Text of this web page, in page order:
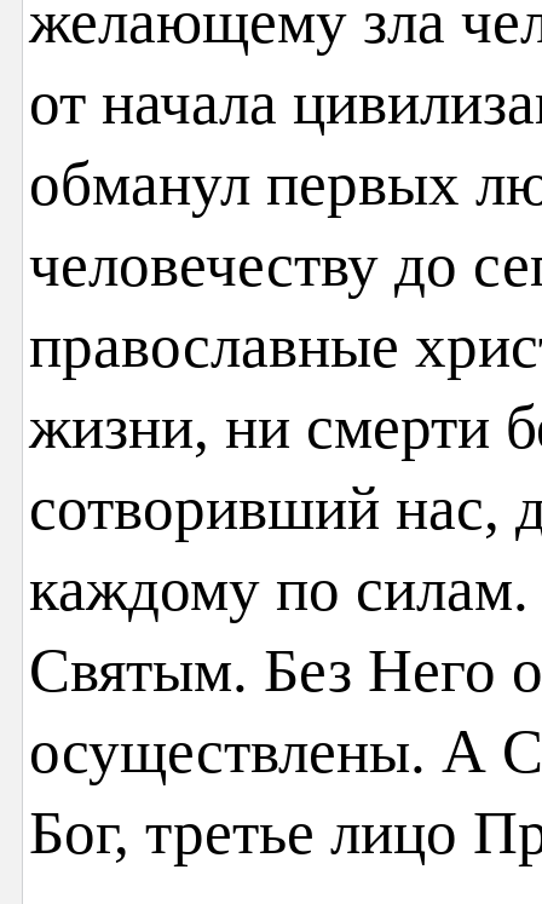
желающему зла
от начала
обманул первых
человечеству до
православные
жизни, ни смерти
сотворивший нас,
каждому по
Святым. Без Него
осуществлены. А
Бог, третье лицо